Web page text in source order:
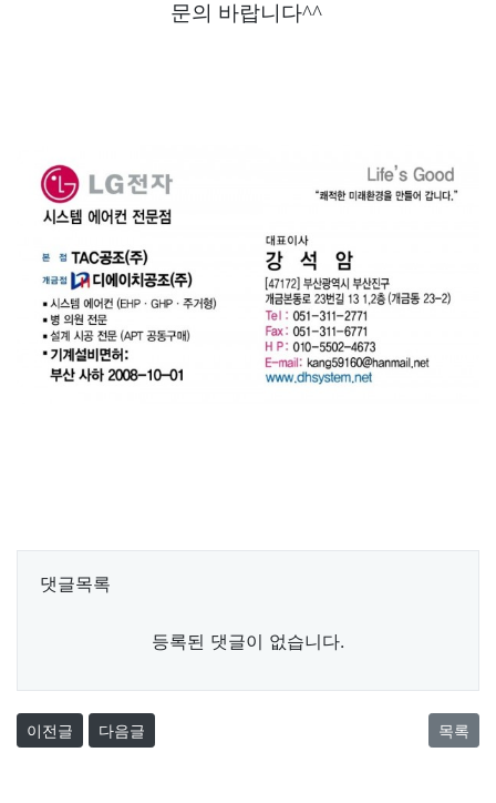
문의 바랍니다^^
댓글목록
등록된 댓글이 없습니다.
이전글 다음글 목록